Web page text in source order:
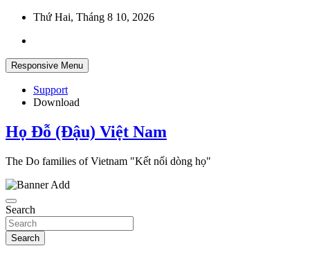
Skip
content
Thứ Hai, Tháng 8 10, 2026
Responsive Menu
Support
Download
Họ Đỗ (Đậu) Việt Nam
The Do families of Vietnam "Kết nối dòng họ"
Search
Search